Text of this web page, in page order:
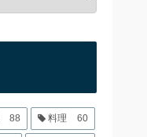
88 料理 60